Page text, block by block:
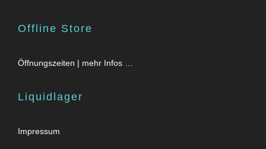
Offline Store
Öffnungszeiten | mehr Infos …
Liquidlager
Impressum